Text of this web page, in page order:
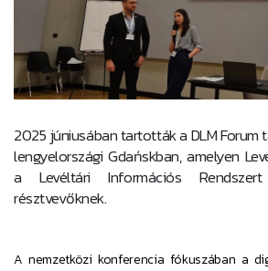
2025 júniusában tartották a DLM Forum
lengyelországi Gdańskban, amelyen
a Levéltári Információs
résztvevőknek.
A nemzetközi konferencia fókuszában a